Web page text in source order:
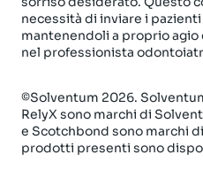
necessità di inviare i
mantenendoli a proprio agio
nel professionista
©Solventum 2026.
RelyX sono marchi di
e Scotchbond sono marchi
prodotti presenti sono